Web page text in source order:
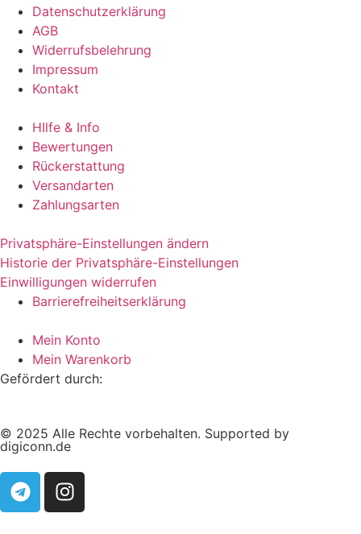
Datenschutzerklärung
AGB
Widerrufsbelehrung
Impressum
Kontakt
HIlfe & Info
Bewertungen
Rückerstattung
Versandarten
Zahlungsarten
Privatsphäre-Einstellungen ändern
Historie der Privatsphäre-Einstellungen
Einwilligungen widerrufen
Barrierefreiheitserklärung
Mein Konto
Mein Warenkorb
Gefördert durch:
© 2025 Alle Rechte vorbehalten. Supported by
digiconn.de